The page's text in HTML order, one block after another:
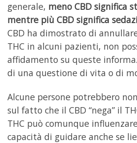
generale, meno CBD significa
mentre più CBD significa
CBD ha dimostrato di
THC in alcuni pazienti, non
affidamento su queste
di una questione di vita o di
Alcune persone potrebbero non
sul fatto che il CBD “nega” il
THC può comunque
capacità di guidare anche se